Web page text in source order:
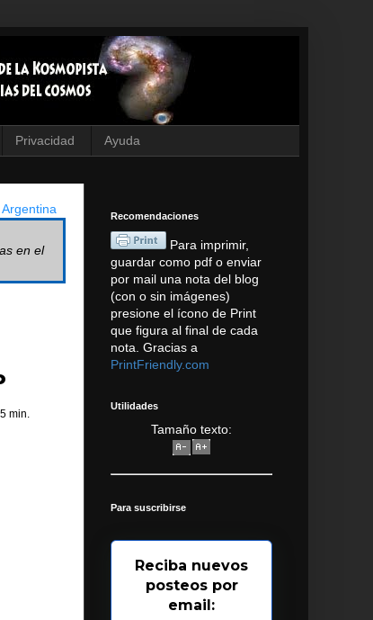
Privacidad Ayuda
en el
min.
Recomendaciones
Para imprimir,
guardar como pdf o enviar
por mail una nota del blog
(con o sin imágenes)
presione el ícono de Print
que figura al final de cada
nota. Gracias a
PrintFriendly.com
Utilidades
Tamaño texto:
Para suscribirse
Reciba nuevos
posteos por
email: